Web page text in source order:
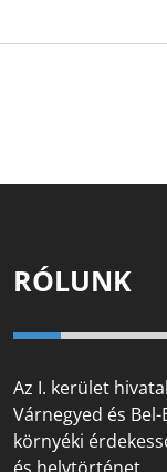
RÓLUNK
Az I. kerület
Várnegyed és
környéki